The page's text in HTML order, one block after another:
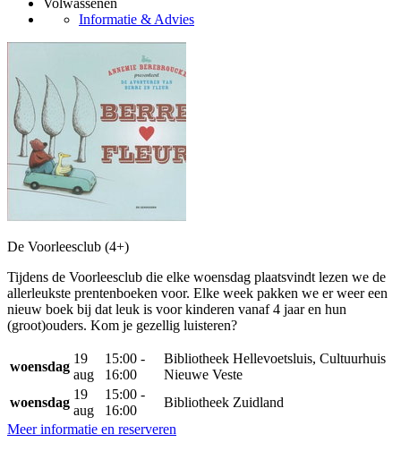
Volwassenen
Informatie & Advies
De Voorleesclub (4+)
Tijdens de Voorleesclub die elke woensdag plaatsvindt lezen we de
allerleukste prentenboeken voor. Elke week pakken we er weer een
nieuw boek bij dat leuk is voor kinderen vanaf 4 jaar en hun
(groot)ouders. Kom je gezellig luisteren?
woensdag
19
aug
15:00 -
16:00
Bibliotheek Hellevoetsluis, Cultuurhuis
Nieuwe Veste
woensdag
19
aug
15:00 -
16:00
Bibliotheek Zuidland
Meer informatie en reserveren